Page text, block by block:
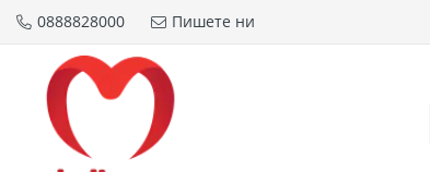
Прескачане
съдържанието
0888828000 Пишете ни